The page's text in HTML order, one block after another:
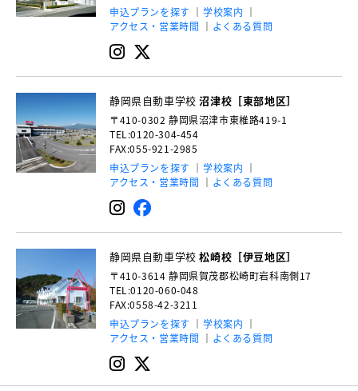
申込プランを探す
学校案内
アクセス・営業時間
よくある質問
静岡県自動車学校沼津校［東部地区］
〒410-0302 静岡県沼津市東椎路419-1
TEL:0120-304-454
FAX:055-921-2985
申込プランを探す
学校案内
アクセス・営業時間
よくある質問
静岡県自動車学校松崎校［伊豆地区］
〒410-3614 静岡県賀茂郡松崎町岩科南側17
TEL:0120-060-048
FAX:0558-42-3211
申込プランを探す
学校案内
アクセス・営業時間
よくある質問